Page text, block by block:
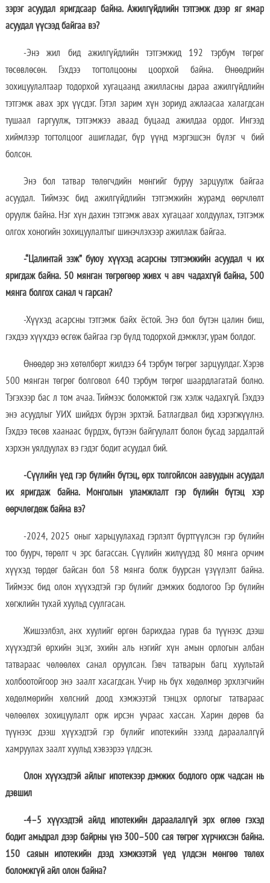
зэрэг асуудал яригдсаар байна. Ажилгүйдлийн тэтгэмж дээр яг ямар
асуудал үүсээд байгаа вэ?
-Энэ жил бид ажилгүйдлийн тэтгэмжид 192 тэрбум төгрөг
төсөвлөсөн. Гэхдээ тогтолцооны цоорхой байна. Өнөөдрийн
зохицуулалтаар тодорхой хугацаанд ажилласны дараа ажилгүйдлийн
тэтгэмж авах эрх үүсдэг. Гэтэл зарим хүн зориуд ажлаасаа халагдсан
тушаал гаргуулж, тэтгэмжээ аваад буцаад ажилдаа ордог. Ингээд
хиймлээр тогтолцоог ашигладаг, бүр үүнд мэргэшсэн бүлэг ч бий
болсон.
Энэ бол татвар төлөгчдийн мөнгийг буруу зарцуулж байгаа
асуудал. Тиймээс бид ажилгүйдлийн тэтгэмжийн журамд өөрчлөлт
оруулж байна. Нэг хүн дахин тэтгэмж авах хугацааг холдуулах, тэтгэмж
олгох хоногийн зохицуулалтыг шинэчлэхээр ажиллаж байгаа.
-“Цалинтай ээж” буюу хүүхэд асарсны тэтгэмжийн асуудал ч их
яригдаж байна. 50 мянган төгрөгөөр живх ч авч чадахгүй байна, 500
мянга болгох санал ч гарсан?
-Хүүхэд асарсны тэтгэмж байх ёстой. Энэ бол бүтэн цалин биш,
гэхдээ хүүхдээ өсгөж байгаа гэр бүлд тодорхой дэмжлэг, урам болдог.
Өнөөдөр энэ хөтөлбөрт жилдээ 64 тэрбум төгрөг зарцуулдаг. Хэрэв
500 мянган төгрөг болговол 640 тэрбум төгрөг шаардлагатай болно.
Тэгэхээр бас л том ачаа. Тиймээс боломжтой гэж хэлж чадахгүй. Гэхдээ
энэ асуудлыг УИХ шийдэх бүрэн эрхтэй. Батлагдвал бид хэрэгжүүлнэ.
Гэхдээ төсөв хаанаас бүрдэх, бүтээн байгуулалт болон бусад зардалтай
хэрхэн уялдуулах вэ гэдэг бодит асуудал бий.
-Сүүлийн үед гэр бүлийн бүтэц, өрх толгойлсон аавуудын асуудал
их яригдаж байна. Монголын уламжлалт гэр бүлийн бүтэц хэр
өөрчлөгдөж байна вэ?
-2024, 2025 оныг харьцуулахад гэрлэлт бүртгүүлсэн гэр бүлийн
тоо буурч, төрөлт ч эрс багассан. Сүүлийн жилүүдэд 80 мянга орчим
хүүхэд төрдөг байсан бол 58 мянга болж буурсан үзүүлэлт байна.
Тиймээс бид олон хүүхэдтэй гэр бүлийг дэмжих бодлогоо Гэр бүлийн
хөгжлийн тухай хуульд суулгасан.
Жишээлбэл, анх хуулийг өргөн барихдаа гурав ба түүнээс дээш
хүүхэдтэй өрхийн эцэг, эхийн аль нэгийг хүн амын орлогын албан
татвараас чөлөөлөх санал оруулсан. Гэвч татварын багц хуультай
холбоотойгоор энэ заалт хасагдсан. Учир нь бүх хөдөлмөр эрхлэгчийн
хөдөлмөрийн хөлсний доод хэмжээтэй тэнцэх орлогыг татвараас
чөлөөлөх зохицуулалт орж ирсэн учраас хассан. Харин дөрөв ба
түүнээс дээш хүүхэдтэй гэр бүлийг ипотекийн зээлд дараалалгүй
хамруулах заалт хуульд хэвээрээ үлдсэн.
Олон хүүхэдтэй айлыг ипотекээр дэмжих бодлого орж чадсан нь
дэвшил
-4–5 хүүхэдтэй айлд ипотекийн дараалалгүй эрх өглөө гэхэд
бодит амьдрал дээр байрны үнэ 300–500 сая төгрөг хүрчихсэн байна.
150 саяын ипотекийн дээд хэмжээтэй үед үлдсэн мөнгөө төлөх
боломжгүй айл олон байна?